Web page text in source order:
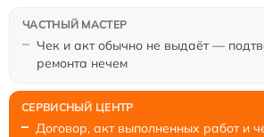
Чек и акт обычно не выдаёт —
ремонта нечем
Договор, акт выполненных работ и